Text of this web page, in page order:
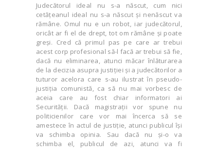
Judecătorul ideal nu s-a născut, cum nici
cetăţeanul ideal nu s-a născut şi nenăscut va
rămâne. Omul nu e un robot, iar judecătorul,
oricât ar fi el de drept, tot om rămâne şi poate
greşi. Cred că primul pas pe care ar trebui
acest corp profesional să-l facă ar trebui să fie,
dacă nu eliminarea, atunci măcar înlăturarea
de la decizia asupra justiţiei şi a judecătorilor a
tuturor acelora care s-au ilustrat în pseudo-
justiţia comunistă, ca să nu mai vorbesc de
aceia care au fost chiar informatori ai
Securităţii. Dacă magistraţii vor spune nu
politicienilor care vor mai încerca să se
amestece în actul de justiţie, atunci publicul îşi
va schimba opinia. Sau dacă nu şi-o va
schimba el, publicul de azi, atunci va fi